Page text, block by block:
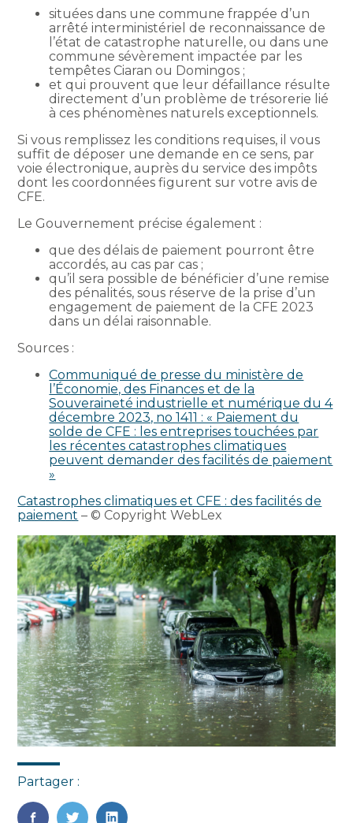
situées dans une commune frappée d’un
arrêté interministériel de reconnaissance de
l’état de catastrophe naturelle, ou dans une
commune sévèrement impactée par les
tempêtes Ciaran ou Domingos ;
et qui prouvent que leur défaillance résulte
directement d’un problème de trésorerie lié
à ces phénomènes naturels exceptionnels.
Si vous remplissez les conditions requises, il vous
suffit de déposer une demande en ce sens, par
voie électronique, auprès du service des impôts
dont les coordonnées figurent sur votre avis de
CFE.
Le Gouvernement précise également :
que des délais de paiement pourront être
accordés, au cas par cas ;
qu’il sera possible de bénéficier d’une remise
des pénalités, sous réserve de la prise d’un
engagement de paiement de la CFE 2023
dans un délai raisonnable.
Sources :
Communiqué de presse du ministère de
l’Économie, des Finances et de la
Souveraineté industrielle et numérique du 4
décembre 2023, no 1411 : « Paiement du
solde de CFE : les entreprises touchées par
les récentes catastrophes climatiques
peuvent demander des facilités de paiement
»
Catastrophes climatiques et CFE : des facilités de
paiement – © Copyright WebLex
Partager :